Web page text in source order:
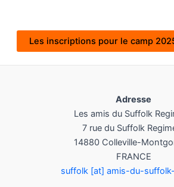
Les inscriptions pour le camp
Adresse
Les amis du Suffolk
7 rue du Suffolk
14880 Colleville-
FRANCE
suffolk [at] amis-du-